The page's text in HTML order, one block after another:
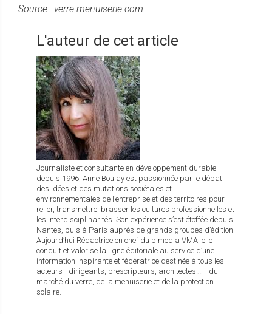
Source : verre-menuiserie.com
L'auteur de cet article
Journaliste et consultante en développement durable
depuis 1996, Anne Boulay est passionnée par le débat
des idées et des mutations sociétales et
environnementales de l’entreprise et des territoires pour
relier, transmettre, brasser les cultures professionnelles et
les interdisciplinarités. Son expérience s’est étoffée depuis
Nantes, puis à Paris auprès de grands groupes d’édition.
Aujourd’hui Rédactrice en chef du bimedia VMA, elle
conduit et valorise la ligne éditoriale au service d’une
information inspirante et fédératrice destinée à tous les
acteurs - dirigeants, prescripteurs, architectes…. - du
marché du verre, de la menuiserie et de la protection
solaire.